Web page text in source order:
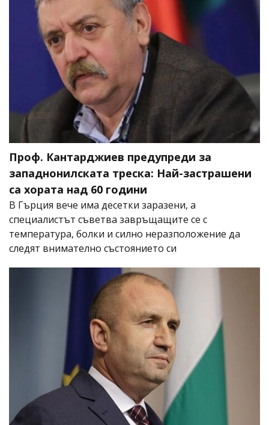
Проф. Кантарджиев предупреди за
западнонилската треска: Най-застрашени
са хората над 60 години
В Гърция вече има десетки заразени, а
специалистът съветва завръщащите се с
температура, болки и силно неразположение да
следят внимателно състоянието си